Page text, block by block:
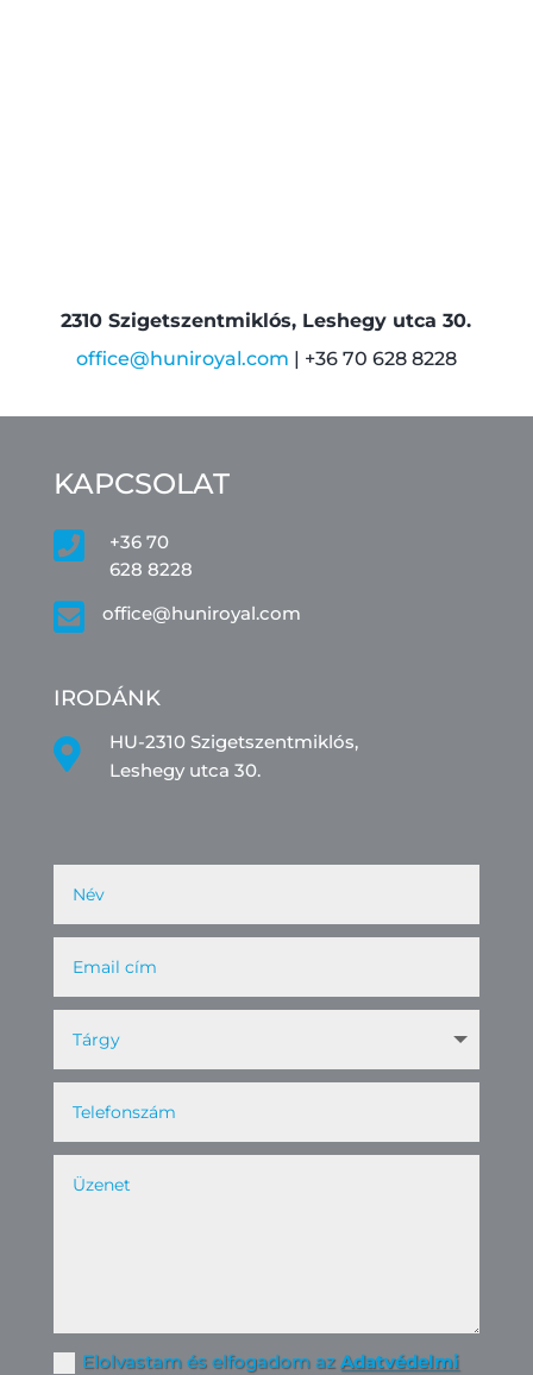
2310 Szigetszentmiklós, Leshegy utca 30.
office@huniroyal.com | +36 70 628 8228
KAPCSOLAT

+36 70
628 8228
 office@huniroyal.com
IRODÁNK

HU-2310 Szigetszentmiklós,
Leshegy utca 30.
Elolvastam és elfogadom azAdatvédelmi